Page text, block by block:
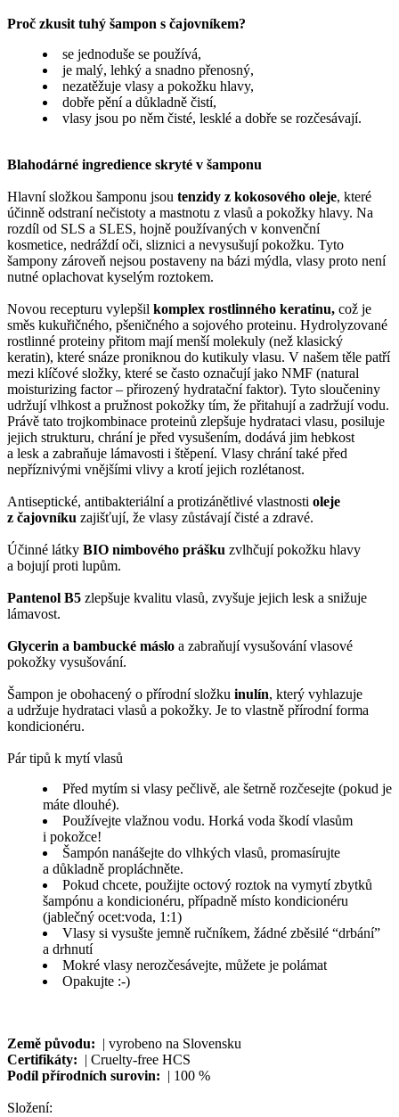
Proč zkusit tuhý šampon s čajovníkem?
se jednoduše se používá,
je malý, lehký a snadno přenosný,
nezatěžuje vlasy a pokožku hlavy,
dobře pění a důkladně čistí,
vlasy jsou po něm čisté, lesklé a dobře se rozčesávají.
Blahodárné ingredience skryté v šamponu
Hlavní složkou šamponu jsou tenzidy z kokosového oleje, které
účinně odstraní nečistoty a mastnotu z vlasů a pokožky hlavy. Na
rozdíl od SLS a SLES, hojně používaných v konvenční
kosmetice, nedráždí oči, sliznici a nevysušují pokožku. Tyto
šampony zároveň nejsou postaveny na bázi mýdla, vlasy proto není
nutné oplachovat kyselým roztokem.
Novou recepturu vylepšil komplex rostlinného keratinu, což je
směs kukuřičného, pšeničného a sojového proteinu. Hydrolyzované
rostlinné proteiny přitom mají menší molekuly (než klasický
keratin), které snáze proniknou do kutikuly vlasu. V našem těle patří
mezi klíčové složky, které se často označují jako NMF (natural
moisturizing factor – přirozený hydratační faktor). Tyto sloučeniny
udržují vlhkost a pružnost pokožky tím, že přitahují a zadržují vodu.
Právě tato trojkombinace proteinů zlepšuje hydrataci vlasu, posiluje
jejich strukturu, chrání je před vysušením, dodává jim hebkost
a lesk a zabraňuje lámavosti i štěpení. Vlasy chrání také před
nepříznivými vnějšími vlivy a krotí jejich rozlétanost.
Antiseptické, antibakteriální a protizánětlivé vlastnosti oleje
z čajovníku zajišťují, že vlasy zůstávají čisté a zdravé.
Účinné látky BIO nimbového prášku zvlhčují pokožku hlavy
a bojují proti lupům.
Pantenol B5 zlepšuje kvalitu vlasů, zvyšuje jejich lesk a snižuje
lámavost.
Glycerin a bambucké máslo a zabraňují vysušování vlasové
pokožky vysušování.
Šampon je obohacený o přírodní složku inulín, který vyhlazuje
a udržuje hydrataci vlasů a pokožky. Je to vlastně přírodní forma
kondicionéru.
Pár tipů k mytí vlasů
Před mytím si vlasy pečlivě, ale šetrně rozčesejte (pokud je
máte dlouhé).
Používejte vlažnou vodu. Horká voda škodí vlasům
i pokožce!
Šampón nanášejte do vlhkých vlasů, promasírujte
a důkladně propláchněte.
Pokud chcete, použijte octový roztok na vymytí zbytků
šampónu a kondicionéru, případně místo kondicionéru
(jablečný ocet:voda, 1:1)
Vlasy si vysušte jemně ručníkem, žádné zběsilé “drbání”
a drhnutí
Mokré vlasy nerozčesávejte, můžete je polámat
Opakujte :-)
Země původu: | vyrobeno na Slovensku
Certifikáty: | Cruelty-free HCS
Podíl přírodních surovin: | 100 %
Složení: